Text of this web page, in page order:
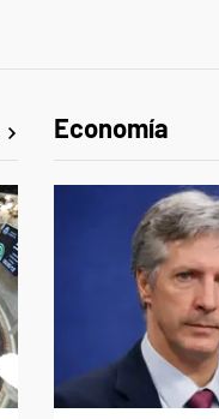
Economía